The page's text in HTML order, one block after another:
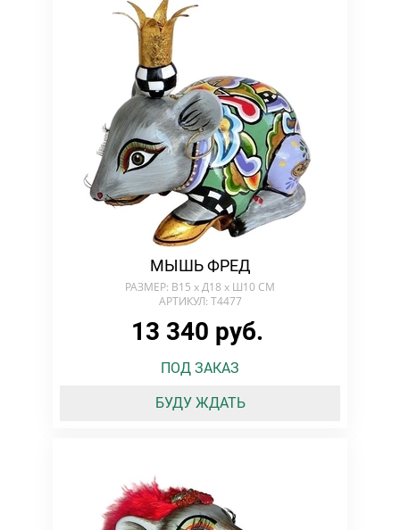
МЫШЬ ФРЕД
РАЗМЕР: В15 х Д18 х Ш10 СМ
АРТИКУЛ: T4477
13 340 руб.
ПОД ЗАКАЗ
БУДУ ЖДАТЬ